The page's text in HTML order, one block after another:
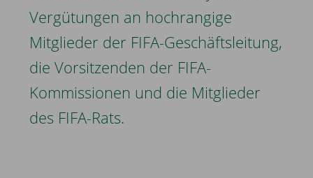
Vergütungen an hochrangige
Mitglieder der FIFA-Geschäftsleitung,
die Vorsitzenden der FIFA-
Kommissionen und die Mitglieder
des FIFA-Rats.